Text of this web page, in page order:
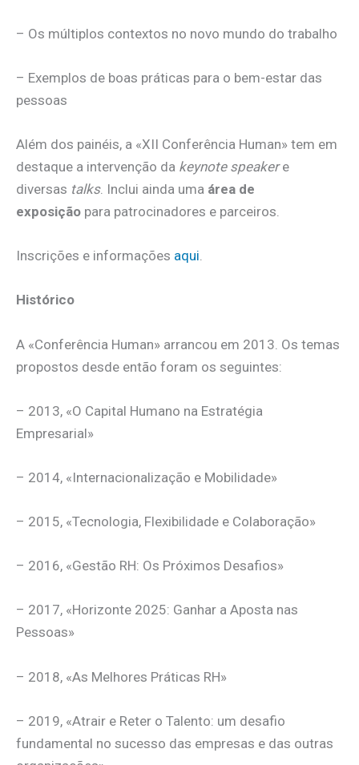
– Os múltiplos contextos no novo mundo do trabalho
– Exemplos de boas práticas para o bem-estar das
pessoas
Além dos painéis, a «XII Conferência Human» tem em
destaque a intervenção da keynote speakere
diversas talks. Inclui ainda uma área de
exposição para patrocinadores e parceiros.
Inscrições e informações aqui.
Histórico
A «Conferência Human» arrancou em 2013. Os temas
propostos desde então foram os seguintes:
– 2013, «O Capital Humano na Estratégia
Empresarial»
– 2014, «Internacionalização e Mobilidade»
– 2015, «Tecnologia, Flexibilidade e Colaboração»
– 2016, «Gestão RH: Os Próximos Desafios»
– 2017, «Horizonte 2025: Ganhar a Aposta nas
Pessoas»
– 2018, «As Melhores Práticas RH»
– 2019, «Atrair e Reter o Talento: um desafio
fundamental no sucesso das empresas e das outras